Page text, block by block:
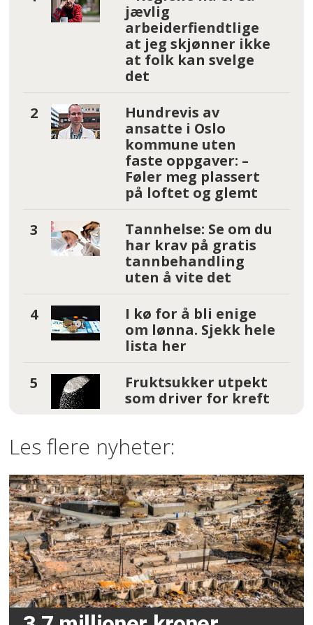
jævlig
arbeiderfiendtlige
at jeg skjønner ikke
at folk kan svelge
det
Hundrevis av
ansatte i Oslo
kommune uten
faste oppgaver: –
Føler meg plassert
på loftet og glemt
Tannhelse: Se om du
har krav på gratis
tannbehandling
uten å vite det
I kø for å bli enige
om lønna. Sjekk hele
lista her
Fruktsukker utpekt
som driver for kreft
Les flere nyheter: